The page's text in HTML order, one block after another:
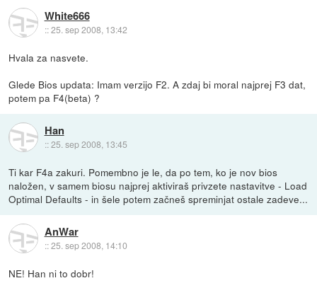
White666
::25. sep 2008, 13:42
Hvala za nasvete.
Glede Bios updata: Imam verzijo F2. A zdaj bi moral najprej F3 dat,
potem pa F4(beta) ?
Han
::25. sep 2008, 13:45
Ti kar F4a zakuri. Pomembno je le, da po tem, ko je nov bios
naložen, v samem biosu najprej aktiviraš privzete nastavitve - Load
Optimal Defaults - in šele potem začneš spreminjat ostale zadeve...
AnWar
::25. sep 2008, 14:10
NE! Han ni to dobr!